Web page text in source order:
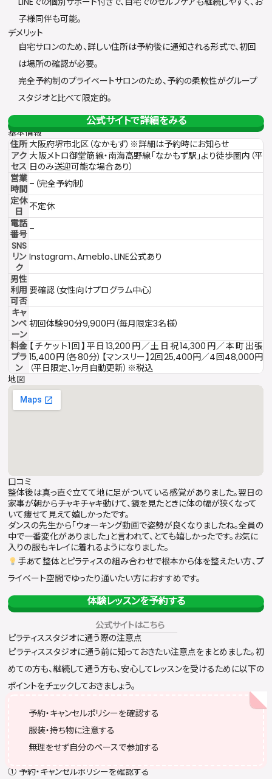
子様同伴も可能。
デメリット
自宅サロンのため、詳しい住所は予約後に通知される形式で、初回
は場所の確認が必要。
完全予約制のプライベートサロンのため、予約の柔軟性がグループ
スタジオと比べて限定的。
公式サイトで詳細をみる
基本情報
住所大阪府堺市北区（なかもず）※詳細は予約時にお知らせ
アク
セス
大阪メトロ御堂筋線・南海高野線「なかもず駅」より徒歩圏内（平
日のみ送迎可能な場合あり）
営業
時間 –（完全予約制）
定休
日
不定休
電話
番号 –
SNS
リン
ク
Instagram、Ameblo、LINE公式あり
男性
利用
可否
要確認（女性向けプログラム中心）
キャ
ンペ
ーン
初回体験90分9,900円（毎月限定3名様）
料金
プラ
ン
【チケット1回】平日13,200円／土日祝14,300円／本町出張
15,400円（各80分）【マンスリー】2回25,400円／4回48,000円
（平日限定、1ヶ月自動更新）※税込
地図
口コミ
整体後は真っ直ぐ立てて地に足がついている感覚がありました。翌日の
家事が朝からチャキチャキ動けて、鏡を見たときに体の幅が狭くなって
いて痩せて見えて嬉しかったです。
ダンスの先生から「ウォーキング動画で姿勢が良くなりましたね。全員の
中で一番変化がありました」と言われて、とても嬉しかったです。お気に
入りの服もキレイに着れるようになりました。
手あて整体とピラティスの組み合わせで根本から体を整えたい方、プ
ライベート空間でゆったり通いたい方におすすめです。
体験レッスンを予約する
公式サイトはこちら
ピラティススタジオに通う際の注意点
ピラティススタジオに通う前に知っておきたい注意点をまとめました。初
めての方も、継続して通う方も、安心してレッスンを受けるために以下の
ポイントをチェックしておきましょう。
予約・キャンセルポリシーを確認する
服装・持ち物に注意する
無理をせず自分のペースで参加する
① 予約・キャンセルポリシーを確認する